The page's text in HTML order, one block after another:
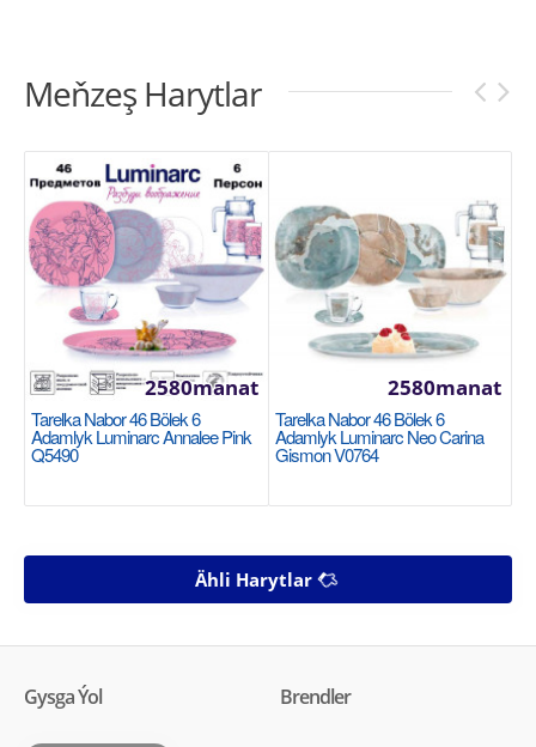
Meňzeş Harytlar
Tarelka Nabor 46 Bölek 6
Adamlyk Luminarc Annalee Pink
Q5490
2580manat
Tarelka Nabor 46 Bölek 6
Adamlyk Luminarc Neo Carina
Gismon V0764
2580manat
Ähli Harytlar
Gysga Ýol Brendler